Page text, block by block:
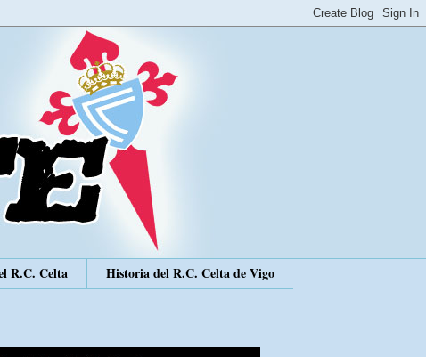
R.C. Celta
Historia del R.C. Celta de Vigo